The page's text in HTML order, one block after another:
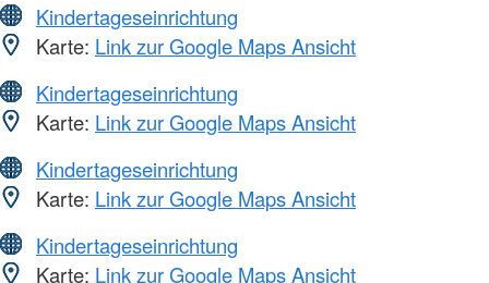
Kindertageseinrichtung
Karte: Link zur Google Maps Ansicht
Kindertageseinrichtung
Karte: Link zur Google Maps Ansicht
Kindertageseinrichtung
Karte: Link zur Google Maps Ansicht
Kindertageseinrichtung
Karte: Link zur Google Maps Ansicht